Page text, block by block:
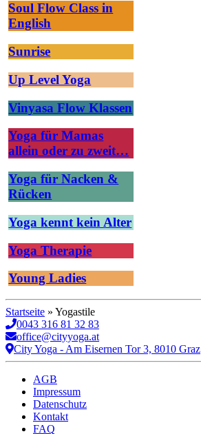
Soul Flow Class in
English
Sunrise
Up Level Yoga
Vinyasa Flow Klassen
Yoga für Mamas
allein oder zu zweit…
Yoga für Nacken &
Rücken
Yoga kennt kein Alter
Yoga Therapie
Young Ladies
Startseite » Yogastile
0043 316 81 32 83
office@cityyoga.at
City Yoga - Am Eisernen Tor 3, 8010 Graz
AGB
Impressum
Datenschutz
Kontakt
FAQ